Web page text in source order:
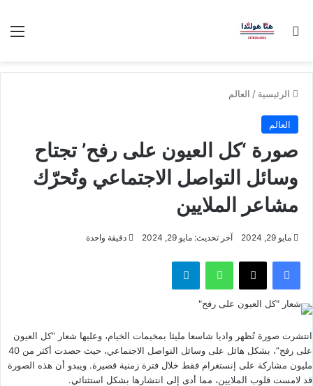
بحث عن
الرئيسية / العالم
العالم
صورة ‘كل العيون على رفح’ تجتاح
وسائل التواصل الاجتماعي وتُحرّك
مشاعر الملايين
مايو 29, 2024 آخر تحديث: مايو 29, 2024 دقيقة واحدة
فيسبوك ‫X واتساب تيلقرام
انتشرت صورة تُظهر واديا شاسعا مليئا بمخيمات الخيام، وعليها شعار “كل العيون
على رفح”، بشكل هائل على وسائل التواصل الاجتماعي، حيث حصدت أكثر من 40
مليون مشاركة على إنستغرام فقط خلال فترة زمنية قصيرة. ويبدو أن هذه الصورة
قد لامست قلوب الملايين، مما أدى إلى انتشارها بشكل استثنائي.